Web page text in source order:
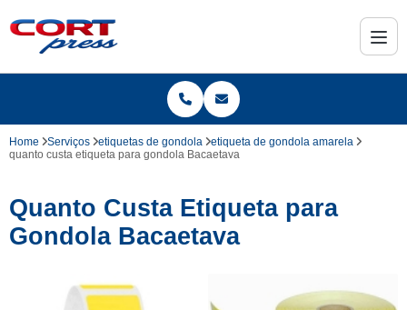
Home Serviços etiquetas de gondola
etiqueta de gondola amarela
quanto custa etiqueta para gondola Bacaetava
Quanto Custa Etiqueta para
Gondola Bacaetava